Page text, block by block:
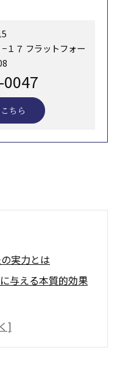
１７ フラットフォー
ちら
実力とは
与える本質的効果
治療法の信頼性の